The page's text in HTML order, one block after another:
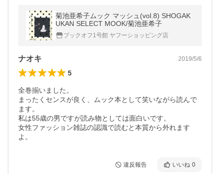
菊池亜希子ムック マッシュ(vol.8) SHOGAK
UKAN SELECT MOOK/菊池亜希子
ブックオフ1号館 ヤフーショッピング店
ナオキ 2019/5/6
5
全巻揃いました。
まったくセンスが良く、ムック本として笑いながら読んで
ます。
私は55歳の男ですが読み物としては面白いです。
女性ファッション雑誌の認識で読むと本質から外れます
よ。
違反報告 いいね 0